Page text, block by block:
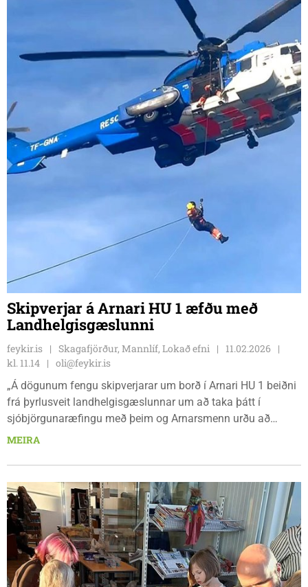
Skipverjar á Arnari HU 1 æfðu með
Landhelgisgæslunni
feykir.is Skagafjörður, Mannlíf, Lokað efni
11.02.2026
kl. 11.14
oli@feykir.is
„Á dögunum fengu skipverjarar um borð í Arnari HU 1 beiðni
frá þyrlusveit landhelgisgæslunnar um að taka þátt í
sjóbjörgunaræfingu með þeim og Arnarsmenn urðu að
sjálfsögðu við þeirri beiðni,“ segir í frétt á vef FISK Seafood
var látinn síga niður um borð í skipið ásamt lækni og börum.
Þessi aðgerð var æfð í tvígang en verið var að æfa móttöku
sjúkraflutningsmanna.
MEIRA